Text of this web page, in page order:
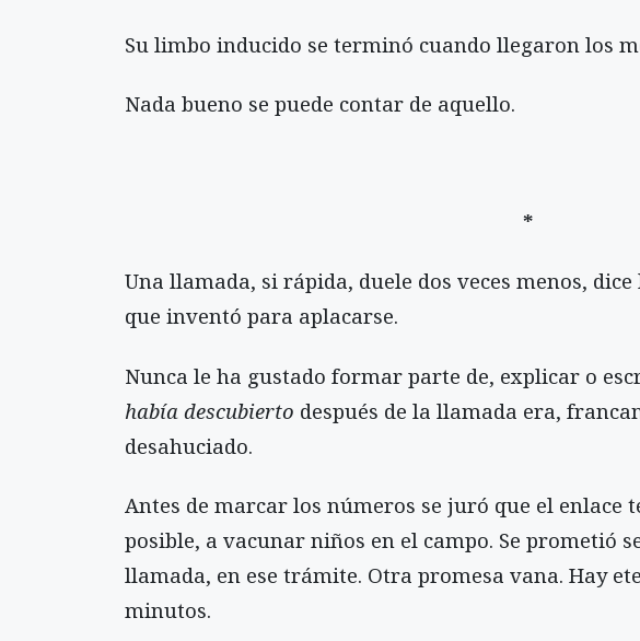
Su limbo inducido se terminó cuando llegaron los
Nada bueno se puede contar de aquello.
*
Una llamada, si rápida, duele dos veces menos,
que inventó para aplacarse.
Nunca le ha gustado formar parte de, explicar o
había descubierto después de la llamada era,
desahuciado.
Antes de marcar los números se juró que el enlace
posible, a vacunar niños en el campo. Se prometió
llamada, en ese trámite. Otra promesa vana. Hay
minutos.